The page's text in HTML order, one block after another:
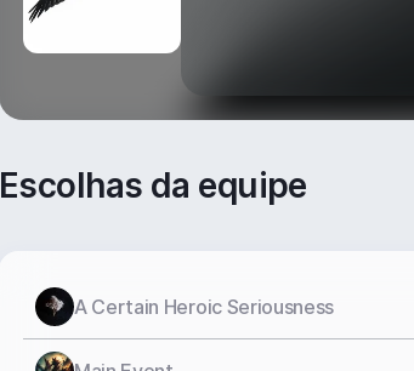
Escolhas da equipe
A Certain Heroic Seriousness